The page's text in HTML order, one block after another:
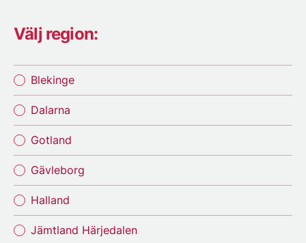
Välj region:
Blekinge
Dalarna
Gotland
Gävleborg
Halland
Jämtland Härjedalen